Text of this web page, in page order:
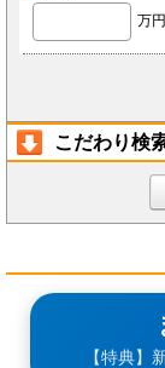
万
こだわり検
【特典】